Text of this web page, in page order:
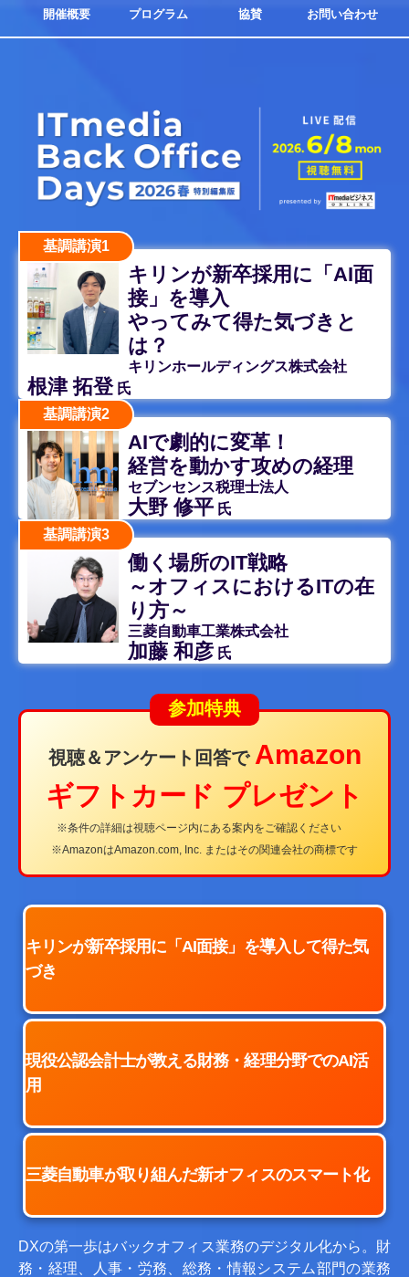
基調講演1
キリンが新卒採用に「AI面
接」を導入
やってみて得た気づきと
は？
キリンホールディングス株式会社
根津 拓登氏
基調講演2
AIで劇的に変革！
経営を動かす攻めの経理
セブンセンス税理士法人
大野 修平 氏
基調講演3
働く場所のIT戦略
～オフィスにおけるITの在
り方～
三菱自動車工業株式会社
加藤 和彦 氏
参加特典
視聴＆アンケート回答で Amazon
ギフトカード プレゼント
※条件の詳細は視聴ページ内にある案内をご確認ください
※AmazonはAmazon.com, Inc. またはその関連会社の商標です
キリンが新卒採用に「AI面接」を導入して得た気
づき
現役公認会計士が教える財務・経理分野でのAI活
用
三菱自動車が取り組んだ新オフィスのスマート化
DXの第一歩はバックオフィス業務のデジタル化から。財
務・経理、人事・労務、総務・情報システム部門の業務
開催概要 プログラム 協賛 お問い合わせ